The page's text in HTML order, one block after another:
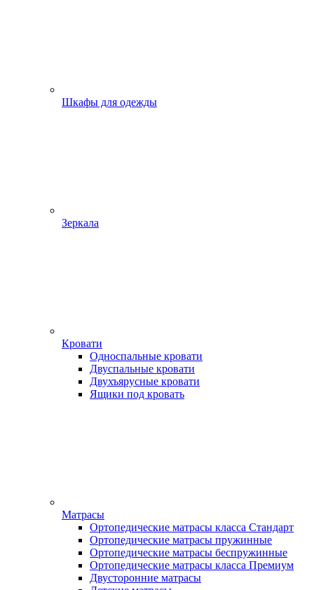
Шкафы для одежды
Зеркала
Кровати
Односпальные кровати
Двуспальные кровати
Двухъярусные кровати
Ящики под кровать
Матрасы
Ортопедические матрасы класса Стандарт
Ортопедические матрасы пружинные
Ортопедические матрасы беспружинные
Ортопедические матрасы класса Премиум
Двусторонние матрасы